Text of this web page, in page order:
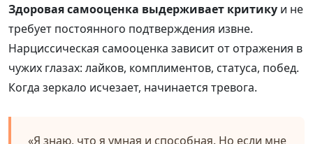
Здоровая самооценка выдерживает критику и не
требует постоянного подтверждения извне.
Нарциссическая самооценка зависит от отражения в
чужих глазах: лайков, комплиментов, статуса, побед.
Когда зеркало исчезает, начинается тревога.
«Я знаю, что я умная и способная. Но если мне